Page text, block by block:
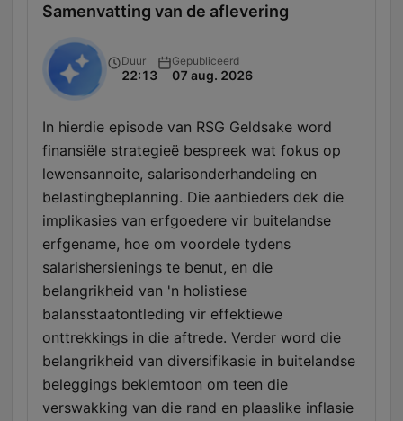
Samenvatting van de aflevering
Duur
22:13
Gepubliceerd
07 aug. 2026
In hierdie episode van RSG Geldsake word
finansiële strategieë bespreek wat fokus op
lewensannoite, salarisonderhandeling en
belastingbeplanning. Die aanbieders dek die
implikasies van erfgoedere vir buitelandse
erfgename, hoe om voordele tydens
salarishersienings te benut, en die
belangrikheid van 'n holistiese
balansstaatontleding vir effektiewe
onttrekkings in die aftrede. Verder word die
belangrikheid van diversifikasie in buitelandse
beleggings beklemtoon om teen die
verswakking van die rand en plaaslike inflasie